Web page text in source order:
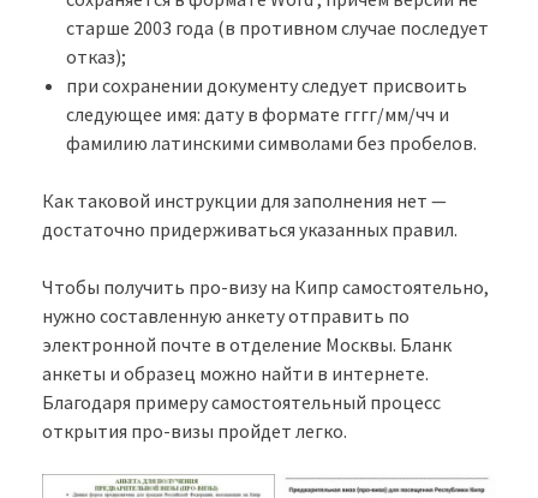
старше 2003 года (в противном случае последует
отказ);
при сохранении документу следует присвоить
следующее имя: дату в формате гггг/мм/чч и
фамилию латинскими символами без пробелов.
Как таковой инструкции для заполнения нет —
достаточно придерживаться указанных правил.
Чтобы получить про-визу на Кипр самостоятельно,
нужно составленную анкету отправить по
электронной почте в отделение Москвы. Бланк
анкеты и образец можно найти в интернете.
Благодаря примеру самостоятельный процесс
открытия про-визы пройдет легко.